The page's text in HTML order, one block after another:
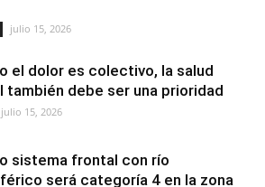
julio 15, 2026
el dolor es colectivo, la salud
también debe ser una prioridad
julio 15, 2026
sistema frontal con río
será categoría 4 en la zona